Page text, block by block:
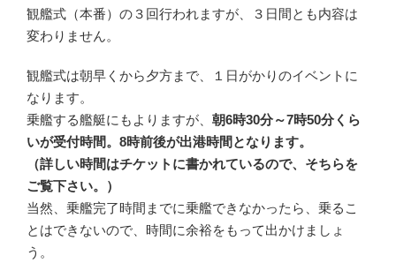
観艦式（本番）の３回行われますが、３日間とも内容は
変わりません。
観艦式は朝早くから夕方まで、１日がかりのイベントに
なります。
乗艦する艦艇にもよりますが、 朝6時30分～7時50分くら
いが受付時間。8時前後が出港時間となります。
（詳しい時間はチケットに書かれているので、そちらを
ご覧下さい。）
当然、乗艦完了時間までに乗艦できなかったら、乗るこ
とはできないので、時間に余裕をもって出かけましょ
う。